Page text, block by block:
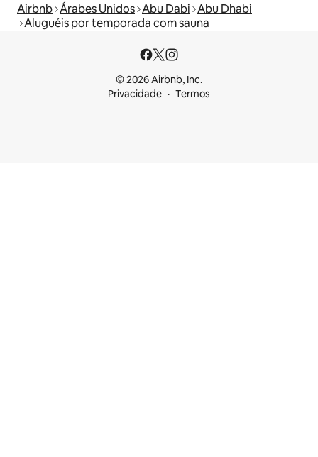
Airbnb Árabes Unidos Abu Dabi Abu Dhabi
Aluguéis por temporada com sauna
© 2026 Airbnb, Inc.
Privacidade
Termos